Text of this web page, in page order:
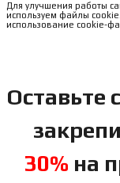
Для улучшения работы
используем файлы
использование cookie-
Оставьте
30% на